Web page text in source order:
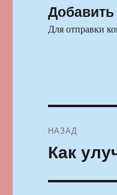
Для отправки
по
НАЗАД
Предыдущая
Как